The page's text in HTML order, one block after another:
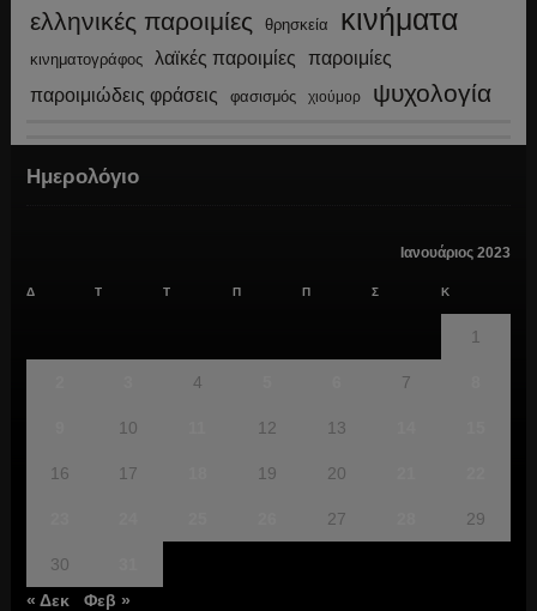
ελληνικές παροιμίες θρησκεία κινήματα
κινηματογράφος λαϊκές παροιμίες παροιμίες
παροιμιώδεις φράσεις φασισμός χιούμορ ψυχολογία
Ημερολόγιο
Ιανουάριος 2023
Δ Τ Τ Π Π Σ Κ
1
4 7
10 12 13
16 17 19 20
27 29
30
« Δεκ
Φεβ »